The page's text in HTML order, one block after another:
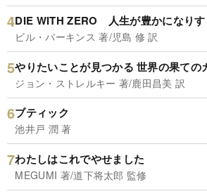
DIE WITH ZERO 人生が豊かになり
ビル・パーキンス 著/児島 修 訳
やりたいことが見つかる 世界の果ての
ジョン・ストレルキー 著/鹿田昌美 訳
ブティック
池井戸 潤 著
わたしはこれでやせました
MEGUMI 著/道下将太郎 監修